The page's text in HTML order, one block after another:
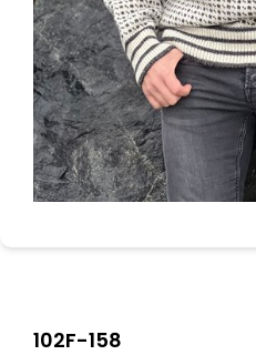
102F-158